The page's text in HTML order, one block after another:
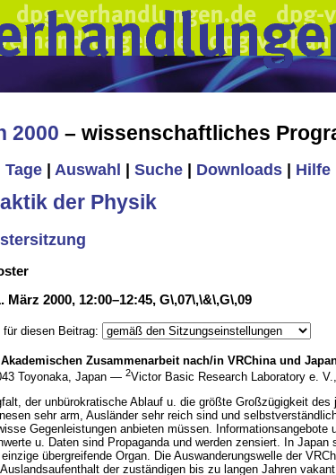
2000 – wissenschaftliches
Tage Auswahl Suche Downloads Hilfe
der Physik
März 2000, 12:00–12:45, G\,07\,\&\,G\,09
diesen Beitrag:
Zusammenarbeit nach/in VRChina und
Toyonaka, Japan — 2Victor Basic Research Laboratory e.
der unbürokratische Ablauf u. die größte Großzügigkeit
sehr arm, Ausländer sehr reich sind und
Gegenleistungen anbieten müssen.
u. Daten sind Propaganda und werden zensiert. In
übergreifende Organ. Die Auswanderungswelle der
Auslandsaufenthalt der zuständigen bis zu langen Jahren